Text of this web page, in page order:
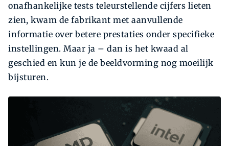
onafhankelijke tests teleurstellende cijfers lieten
zien, kwam de fabrikant met aanvullende
informatie over betere prestaties onder specifieke
instellingen. Maar ja – dan is het kwaad al
geschied en kun je de beeldvorming nog moeilijk
bijsturen.